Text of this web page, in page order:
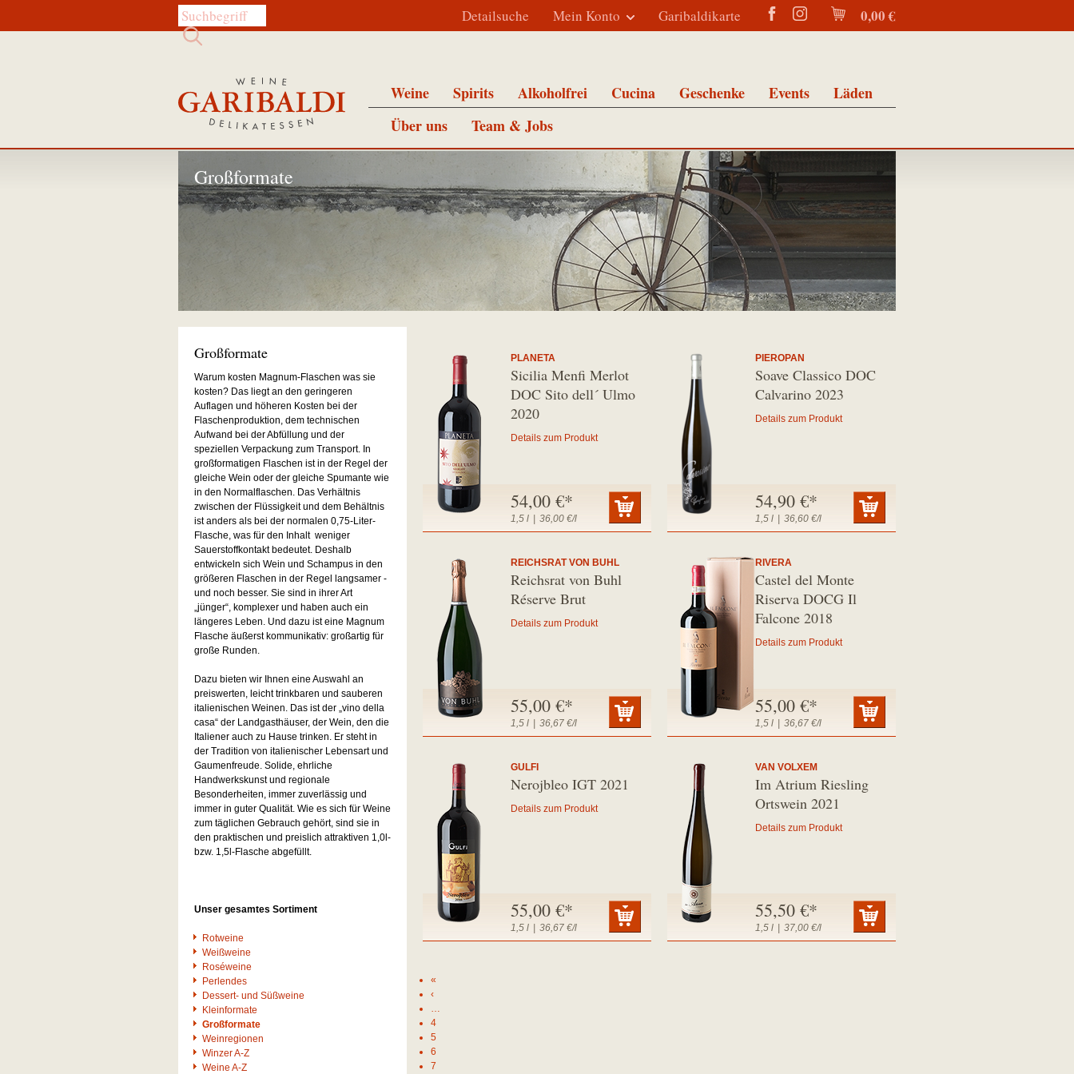
Diese Website durchsuchen: 0,00 €
Garibaldikarte
Mein Konto
Detailsuche
Weine Spirits Alkoholfrei Cucina Geschenke Events
Läden
Über uns
Team & Jobs
Großformate
Großformate
Warum kosten Magnum-Flaschen was sie
kosten? Das liegt an den geringeren
Auflagen und höheren Kosten bei der
Flaschenproduktion, dem technischen
Aufwand bei der Abfüllung und der
speziellen Verpackung zum Transport. In
großformatigen Flaschen ist in der Regel der
gleiche Wein oder der gleiche Spumante wie
in den Normalflaschen. Das Verhältnis
zwischen der Flüssigkeit und dem Behältnis
ist anders als bei der normalen 0,75-Liter-
Flasche, was für den Inhalt weniger
Sauerstoffkontakt bedeutet. Deshalb
entwickeln sich Wein und Schampus in den
größeren Flaschen in der Regel langsamer -
und noch besser. Sie sind in ihrer Art
„jünger“, komplexer und haben auch ein
längeres Leben. Und dazu ist eine Magnum
Flasche äußerst kommunikativ: großartig für
große Runden.
Dazu bieten wir Ihnen eine Auswahl an
preiswerten, leicht trinkbaren und sauberen
italienischen Weinen. Das ist der „vino della
casa“ der Landgasthäuser, der Wein, den die
Italiener auch zu Hause trinken. Er steht in
der Tradition von italienischer Lebensart und
Gaumenfreude. Solide, ehrliche
Handwerkskunst und regionale
Besonderheiten, immer zuverlässig und
immer in guter Qualität. Wie es sich für Weine
zum täglichen Gebrauch gehört, sind sie in
den praktischen und preislich attraktiven 1,0l-
bzw. 1,5l-Flasche abgefüllt.
Unser gesamtes Sortiment
Rotweine
Weißweine
Roséweine
Perlendes
Dessert- und Süßweine
Kleinformate
Großformate
Weinregionen
Winzer A-Z
Weine A-Z
PLANETA
Sicilia Menfi Merlot
DOC Sito dell´ Ulmo
2020
Details zum Produkt
54,00 €*
1,5 l 36,00 €/l
PIEROPAN
Soave Classico DOC
Calvarino 2023
Details zum Produkt
54,90 €*
1,5 l 36,60 €/l
REICHSRAT VON BUHL
Reichsrat von Buhl
Réserve Brut
Details zum Produkt
55,00 €*
1,5 l 36,67 €/l
RIVERA
Castel del Monte
Riserva DOCG Il
Falcone 2018
Details zum Produkt
55,00 €*
1,5 l 36,67 €/l
GULFI
Nerojbleo IGT 2021
Details zum Produkt
55,00 €*
1,5 l 36,67 €/l
VAN VOLXEM
Im Atrium Riesling
Ortswein 2021
Details zum Produkt
55,50 €*
1,5 l 37,00 €/l
«
‹
…
4
5
6
7